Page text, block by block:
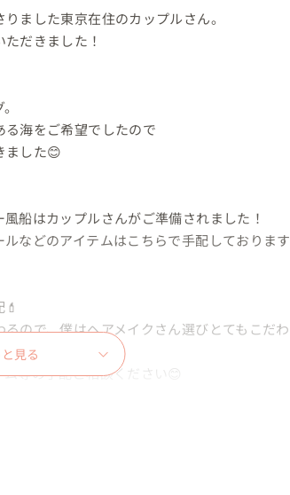
ました東京在住のカップルさん。
だきました！
海をご希望でしたので
ました😊
船はカップルさんがご準備されました！
などのアイテムはこちらで手配しております
ので、僕はヘアメイクさん選びとてもこだわ
等の手配ご相談ください😊
見る